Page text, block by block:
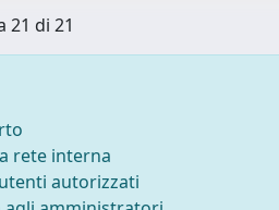
21 di 21
rete interna
autorizzati